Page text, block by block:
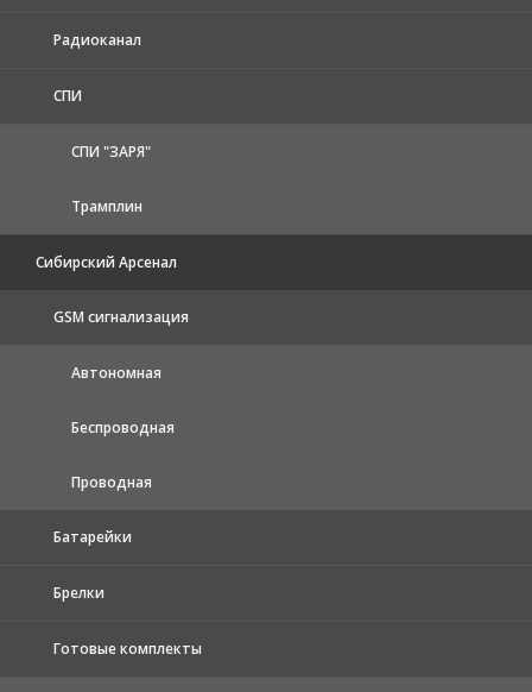
Радиоканал
СПИ
СПИ "ЗАРЯ"
Трамплин
Сибирский Арсенал
GSM сигнализация
Автономная
Беспроводная
Проводная
Батарейки
Брелки
Готовые комплекты